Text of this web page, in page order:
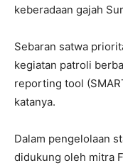
keberadaan gajah
Sebaran satwa
kegiatan patroli
reporting tool
katanya.
Dalam pengelolaan
didukung oleh mitra